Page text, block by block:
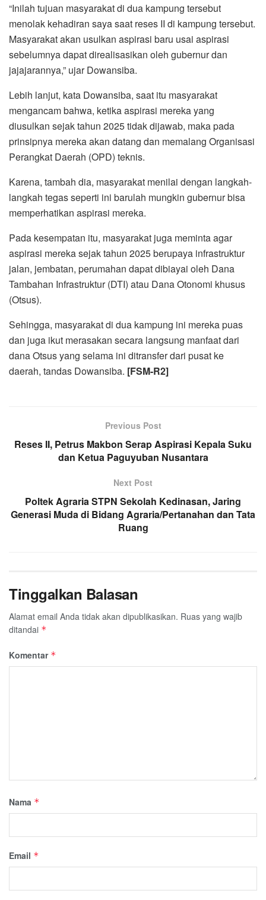
“Inilah tujuan masyarakat di dua kampung tersebut
menolak kehadiran saya saat reses II di kampung tersebut.
Masyarakat akan usulkan aspirasi baru usai aspirasi
sebelumnya dapat direalisasikan oleh gubernur dan
jajajarannya,” ujar Dowansiba.
Lebih lanjut, kata Dowansiba, saat itu masyarakat
mengancam bahwa, ketika aspirasi mereka yang
diusulkan sejak tahun 2025 tidak dijawab, maka pada
prinsipnya mereka akan datang dan memalang Organisasi
Perangkat Daerah (OPD) teknis.
Karena, tambah dia, masyarakat menilai dengan langkah-
langkah tegas seperti ini barulah mungkin gubernur bisa
memperhatikan aspirasi mereka.
Pada kesempatan itu, masyarakat juga meminta agar
aspirasi mereka sejak tahun 2025 berupaya infrastruktur
jalan, jembatan, perumahan dapat dibiayai oleh Dana
Tambahan Infrastruktur (DTI) atau Dana Otonomi khusus
(Otsus).
Sehingga, masyarakat di dua kampung ini mereka puas
dan juga ikut merasakan secara langsung manfaat dari
dana Otsus yang selama ini ditransfer dari pusat ke
daerah, tandas Dowansiba. [FSM-R2]
Previous Post
Reses II, Petrus Makbon Serap Aspirasi Kepala Suku
dan Ketua Paguyuban Nusantara
Next Post
Poltek Agraria STPN Sekolah Kedinasan, Jaring
Generasi Muda di Bidang Agraria/Pertanahan dan Tata
Ruang
Tinggalkan Balasan
Alamat email Anda tidak akan dipublikasikan. Ruas yang wajib
ditandai *
Komentar *
Nama *
Email *